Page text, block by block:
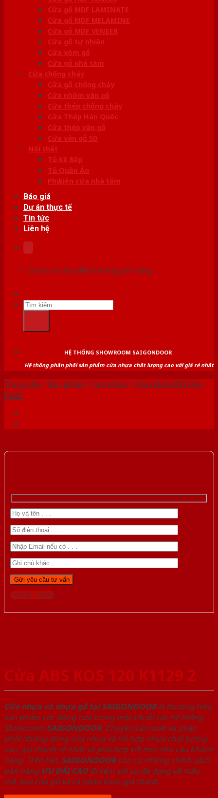
Cửa gỗ MDF LAMINATE
Cửa gỗ MDF MELAMINE
Cửa gỗ MDF VENEER
Cửa gỗ tự nhiên
Cửa vòm gỗ
Cửa gỗ nhà tắm
Cửa chống cháy
Cửa gỗ chống cháy
Cửa nhôm vân gỗ
Cửa thép chống cháy
Cửa Thép Hàn Quốc
Cửa thép vân gỗ
Cửa vân gỗ 5D
Nội thất
Tủ Kệ Bếp
Tủ Quần Áo
Phụ kiện cửa nhà tắm
Báo giá
Dự án thực tế
Tin tức
Liên hệ
Chưa có sản phẩm trong giỏ hàng.
Tìm
kiếm:
HỆ THỐNG SHOWROOM SAIGONDOOR
Hệ thống phân phối sản phẩm cửa nhựa chất lượng cao với giá rẻ nhất
Trang chủ /Sản phẩm /Cửa nhựa /Cửa nhựa ABS Hàn
Quốc
Gọi 0976.169.864
Cửa ABS KOS 120 K1129 2
Cửa nhựa và nhựa gỗ tại SAIGONDOORlà thương hiệu
sản phẩm các dòng cửa trong một chuỗi các hệ thống
Showroom SAIGONDOOR. Chuyên sản xuất và phân
phối những dòng cửa nhựa và hỗ hợp nhựa chất lượng
cao, giá thành rẻ nhất và phù hợp với mọi nhu cầu khách
hàng. Trên hết, SAIGONDOORcòn có những chính sách
bán hàng ƯU ĐÃI CAOđi kèm với sự đa dạng về mẫu
mã, loại cửa gỗ và cả phân khúc giá thành.